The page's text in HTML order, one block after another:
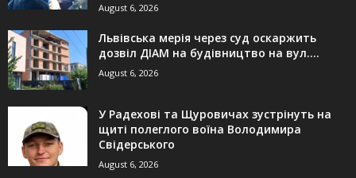
August 6, 2026
Львівська мерія через суд оскаржить
дозвіл ДІАМ на будівництво на вул....
August 6, 2026
У Радехові та Щуровичах зустрінуть на
щиті полеглого воїна Володимира
Свідерського
August 6, 2026